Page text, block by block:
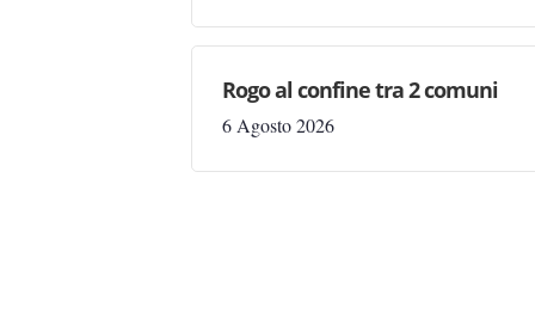
Rogo al confine tra 2 comuni
6 Agosto 2026